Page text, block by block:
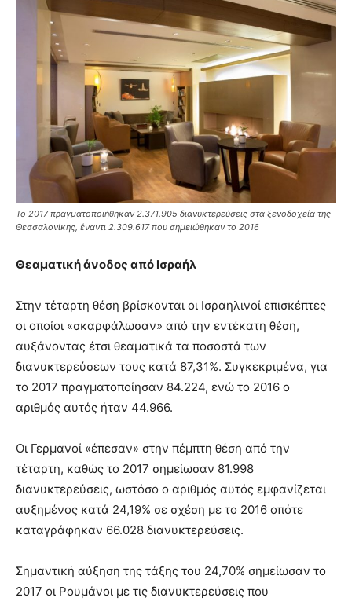
Το 2017 πραγματοποιήθηκαν 2.371.905 διανυκτερεύσεις στα ξενοδοχεία της
Θεσσαλονίκης, έναντι 2.309.617 που σημειώθηκαν το 2016
Θεαματική άνοδος από Ισραήλ
Στην τέταρτη θέση βρίσκονται οι Ισραηλινοί επισκέπτες
οι οποίοι «σκαρφάλωσαν» από την εντέκατη θέση,
αυξάνοντας έτσι θεαματικά τα ποσοστά των
διανυκτερεύσεων τους κατά 87,31%. Συγκεκριμένα, για
το 2017 πραγματοποίησαν 84.224, ενώ το 2016 ο
αριθμός αυτός ήταν 44.966.
Οι Γερμανοί «έπεσαν» στην πέμπτη θέση από την
τέταρτη, καθώς το 2017 σημείωσαν 81.998
διανυκτερεύσεις, ωστόσο ο αριθμός αυτός εμφανίζεται
αυξημένος κατά 24,19% σε σχέση με το 2016 οπότε
καταγράφηκαν 66.028 διανυκτερεύσεις.
Σημαντική αύξηση της τάξης του 24,70% σημείωσαν το
2017 οι Ρουμάνοι με τις διανυκτερεύσεις που